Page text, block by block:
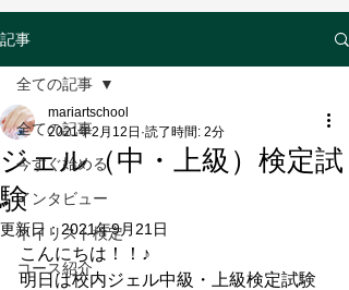
記事
全ての記事
今すぐ始める
インタビュー
ネイリスト検定
コース紹介
全ての記事
ジェル（中・上級）検定試
験
mariartschool
2021年2月12日 読了時間: 2分
更新日：2021年9月21日
こんにちは！！♪
明日は校内ジェル中級・上級検定試験